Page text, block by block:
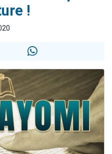
un don pour 5 enfants déjà orphelins risquent de perdre leur maman
faire un don pour Reloger Rivka, 6 enfants, victime de violences...
pour étudier en groupe sur Zoom
2 personnes viennent de nous rejoindre sur WhatsApp
!